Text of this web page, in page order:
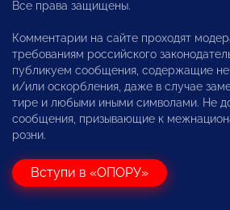
Все права защищены.
Комментарии на сайте проходят
требованиям российского
публикуем сообщения, содержащие
и/или оскорбления, даже в случае
тире и любыми иными символами. Не
сообщения, призывающие к
розни.
Вступи в «ОПОРУ»